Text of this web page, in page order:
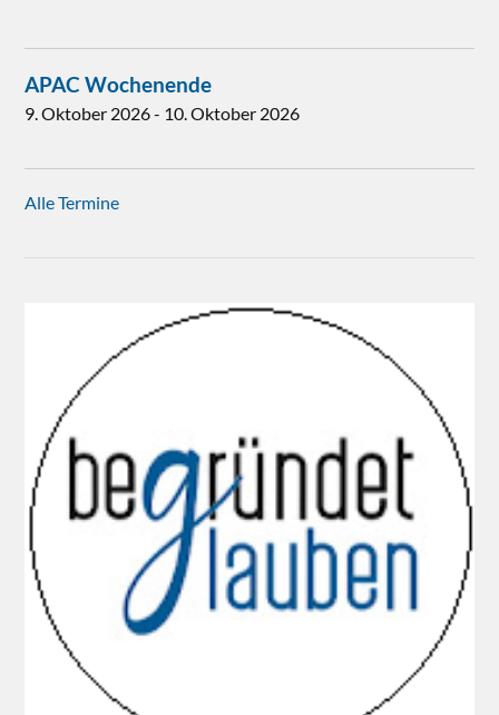
APAC Wochenende
9. Oktober 2026- 10. Oktober 2026
Alle Termine